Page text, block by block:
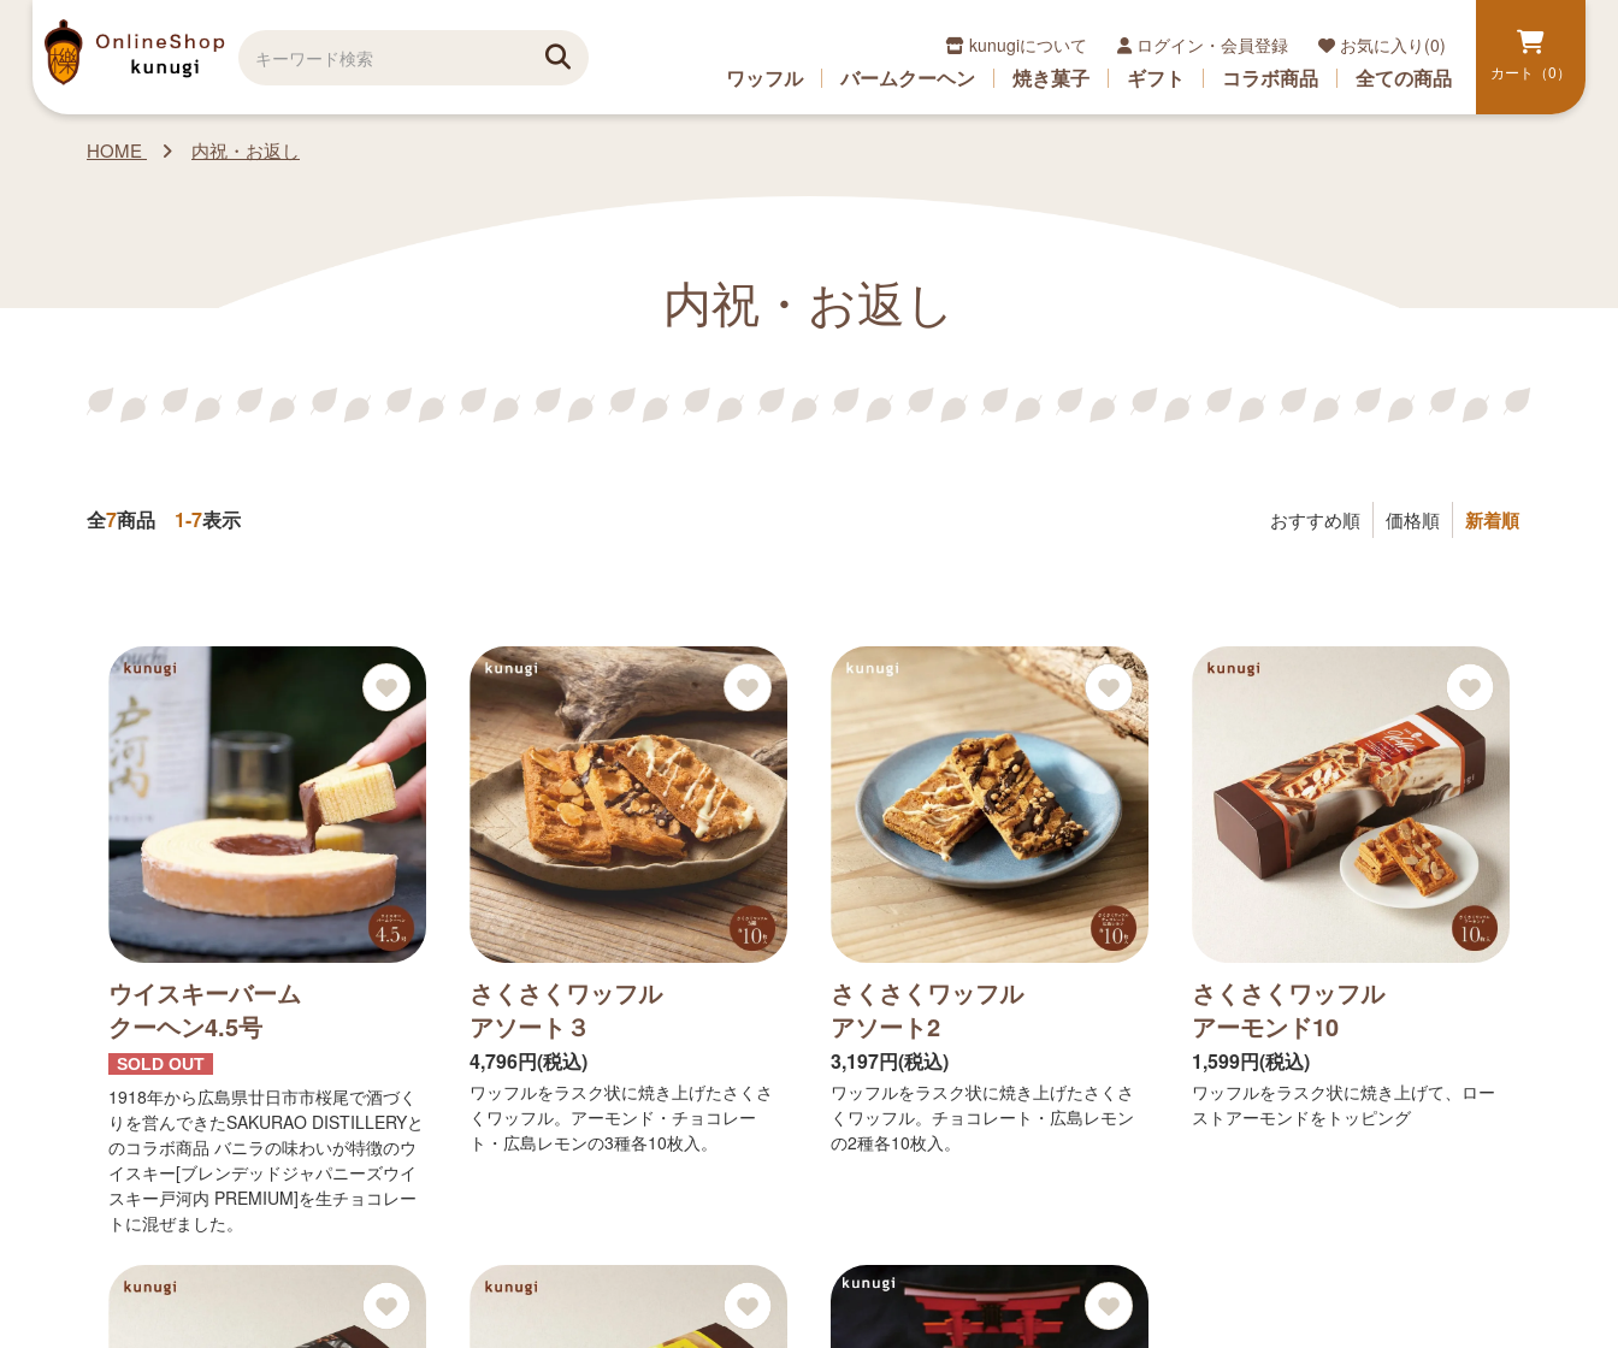
kunugiについて ログイン・会員登録 お気に入り(0)
ワッフル バームクーヘン 焼き菓子 ギフト コラボ商品 全ての商品 カート（0）
HOME 内祝・お返し
内祝・お返し
全7商品 1-7表示 おすすめ順 価格順 新着順
ウイスキーバーム
クーヘン4.5号
SOLD OUT
1918年から広島県廿日市市桜尾で酒づく
りを営んできたSAKURAO DISTILLERYと
のコラボ商品 バニラの味わいが特徴のウ
イスキー[ブレンデッドジャパニーズウイ
スキー戸河内 PREMIUM]を生チョコレー
トに混ぜました。
さくさくワッフル
アソート３
4,796円(税込)
ワッフルをラスク状に焼き上げたさくさ
くワッフル。アーモンド・チョコレー
ト・広島レモンの3種各10枚入。
さくさくワッフル
アソート2
3,197円(税込)
ワッフルをラスク状に焼き上げたさくさ
くワッフル。チョコレート・広島レモン
の2種各10枚入。
さくさくワッフル
アーモンド10
1,599円(税込)
ワッフルをラスク状に焼き上げて、ロー
ストアーモンドをトッピング